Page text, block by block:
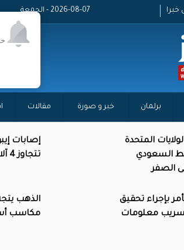
خبرا 2026-08-07 - الجمعة
برلمان خبر و صورة مقالات
المتحدة
السعودي
الصفر
إصابات
تتجاوز 4 آلاف
بإجراء تحقيق
معلومات
الذهب
مكاسب